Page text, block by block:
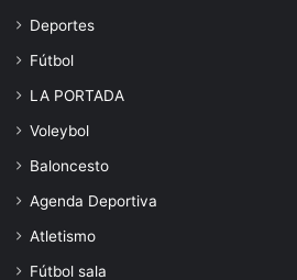
Deportes
Fútbol
LA PORTADA
Voleybol
Baloncesto
Agenda Deportiva
Atletismo
Fútbol sala